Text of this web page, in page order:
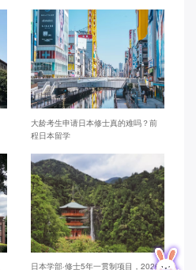
大龄考生申请日本修士真的难吗？前
程日本留学
日本学部·修士5年一贯制项目，2026